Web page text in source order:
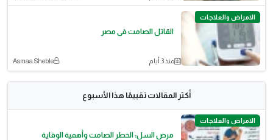
الامراض والعلاجات
القاتل الصامت فى مصر
منذ 3 أيام Asmaa Sheble
أكثر المقالات تقييمًا هذا الأسبوع
الامراض والعلاجات
مرض السل: الخطر الصامت وأهمية الوقاية